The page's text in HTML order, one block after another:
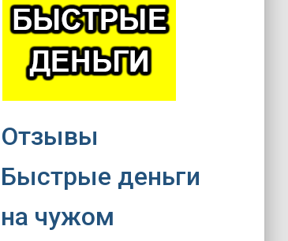
Отзывы
Быстрые деньги
на чужом